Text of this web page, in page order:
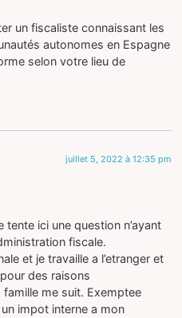
un fiscaliste connaissant les
autonomes en Espagne
selon votre lieu de
juillet 5, 2022 à 12:35 pm
ici une question n’ayant
fiscale.
et je travaille a l’etranger et
des raisons
me suit. Exemptee
impot interne a mon